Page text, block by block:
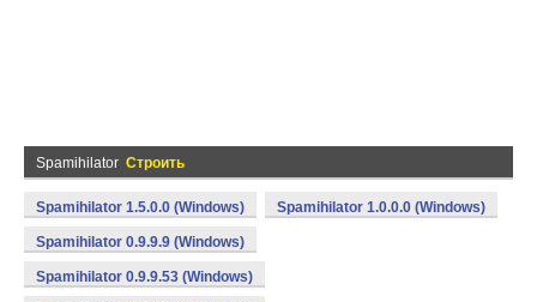
Spamihilator Строить
Spamihilator 1.5.0.0 (Windows) Spamihilator 1.0.0.0 (Windows)
Spamihilator 0.9.9.9 (Windows)
Spamihilator 0.9.9.53 (Windows)